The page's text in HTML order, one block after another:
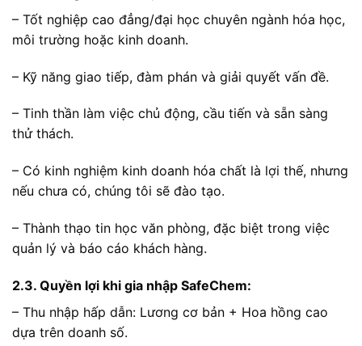
– Tốt nghiệp cao đẳng/đại học chuyên ngành hóa học,
môi trường hoặc kinh doanh.
– Kỹ năng giao tiếp, đàm phán và giải quyết vấn đề.
– Tinh thần làm việc chủ động, cầu tiến và sẵn sàng
thử thách.
– Có kinh nghiệm kinh doanh hóa chất là lợi thế, nhưng
nếu chưa có, chúng tôi sẽ đào tạo.
– Thành thạo tin học văn phòng, đặc biệt trong việc
quản lý và báo cáo khách hàng.
2.3. Quyền lợi khi gia nhập SafeChem:
– Thu nhập hấp dẫn: Lương cơ bản + Hoa hồng cao
dựa trên doanh số.